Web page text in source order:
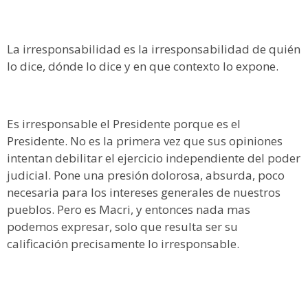
La irresponsabilidad es la irresponsabilidad de quién
lo dice, dónde lo dice y en que contexto lo expone.
Es irresponsable el Presidente porque es el
Presidente. No es la primera vez que sus opiniones
intentan debilitar el ejercicio independiente del poder
judicial. Pone una presión dolorosa, absurda, poco
necesaria para los intereses generales de nuestros
pueblos. Pero es Macri, y entonces nada mas
podemos expresar, solo que resulta ser su
calificación precisamente lo irresponsable.